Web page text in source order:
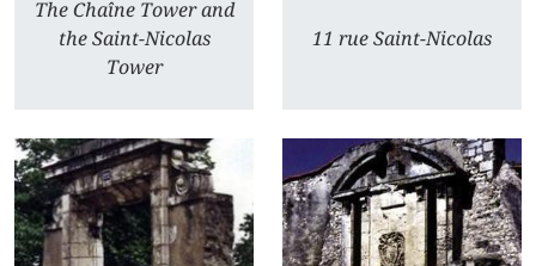
The Chaîne Tower and
the Saint-Nicolas
Tower
11 rue Saint-Nicolas